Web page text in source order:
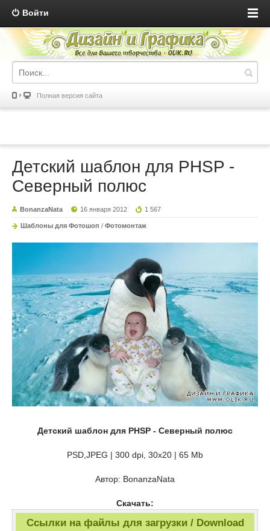
Войти
Полная версия сайта
Детский шаблон для PHSP -
Северный полюс
BonanzaNata 16 января 2012 1 567
Шаблоны для Фотошоп / Фотомонтаж
Детский шаблон для PHSP - Северный полюс
PSD,JPEG | 300 dpi, 30x20 | 65 Mb
Автор: BonanzaNata
Скачать:
Ссылки на файлы для загрузки / Download